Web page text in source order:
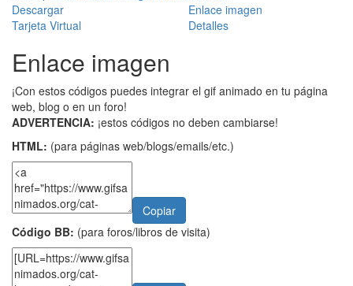
Descargar
Enlace imagen
Tarjeta Virtual
Detalles
Enlace imagen
¡Con estos códigos puedes integrar el gif animado en tu página
web, blog o en un foro!
ADVERTENCIA: ¡estos códigos no deben cambiarse!
HTML: (para páginas web/blogs/emails/etc.)
Copiar
Código BB: (para foros/libros de visita)